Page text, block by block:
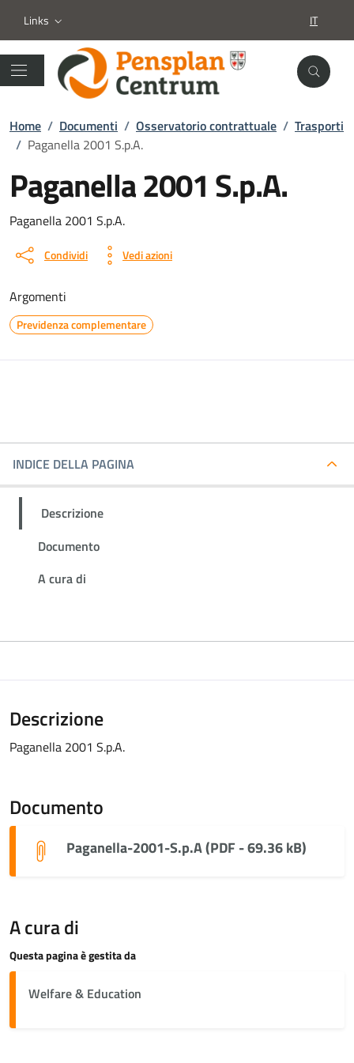
Links IT
Home / Documenti / Osservatorio contrattuale / Trasporti
/ Paganella 2001 S.p.A.
Paganella 2001 S.p.A.
Dettagli del documento
Paganella 2001 S.p.A.
Condividi Vedi azioni
Argomenti
Previdenza complementare
INDICE DELLA PAGINA
Descrizione
Documento
A cura di
Descrizione
Paganella 2001 S.p.A.
Documento
Paganella-2001-S.p.A (PDF - 69.36 kB)
A cura di
Questa pagina è gestita da
Welfare & Education